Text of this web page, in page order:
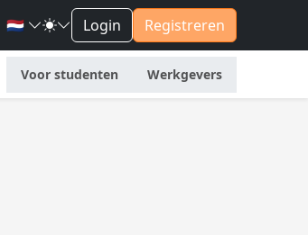
🇳🇱 Login Registreren
Voor studenten Werkgevers